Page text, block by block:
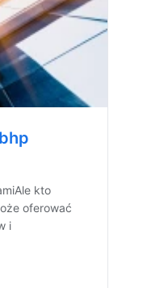
kto
oferować
i